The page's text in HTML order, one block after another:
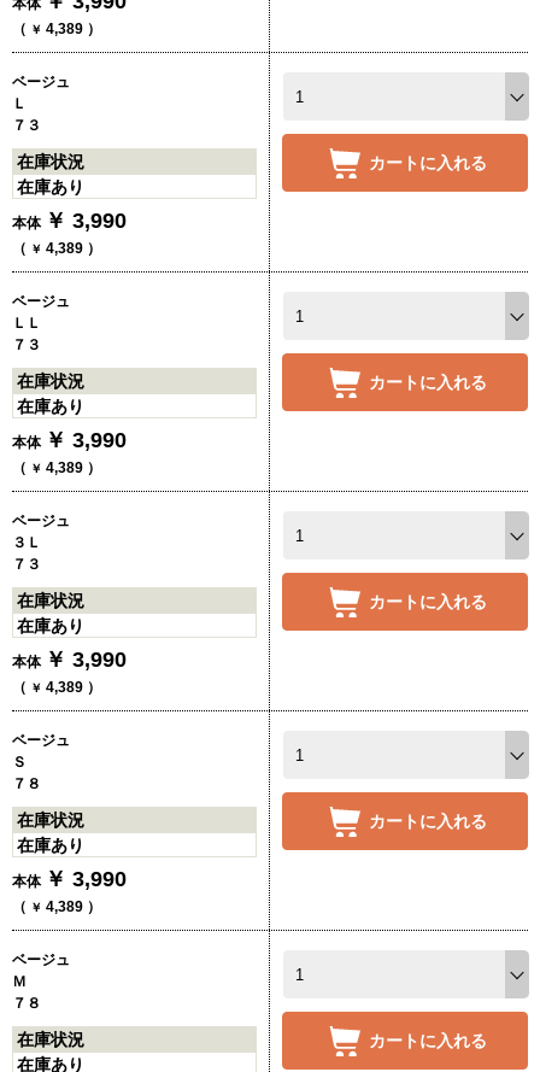
本体
（ ￥ 4,389 ）
ベージュ
Ｌ
７３
在庫状況
在庫あり
本体 ￥ 3,990
（ ￥ 4,389 ）
カートに入れる
ベージュ
ＬＬ
７３
在庫状況
在庫あり
本体 ￥ 3,990
（ ￥ 4,389 ）
カートに入れる
ベージュ
３Ｌ
７３
在庫状況
在庫あり
本体 ￥ 3,990
（ ￥ 4,389 ）
カートに入れる
ベージュ
Ｓ
７８
在庫状況
在庫あり
本体 ￥ 3,990
（ ￥ 4,389 ）
カートに入れる
ベージュ
Ｍ
７８
在庫状況
在庫あり
カートに入れる